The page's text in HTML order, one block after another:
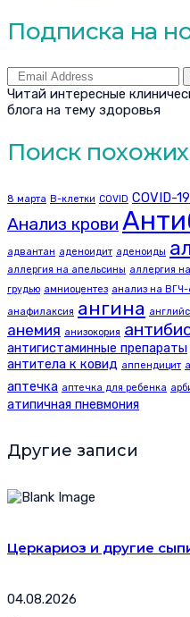
Подписка на
Читай интересные
блога на тему здоровья
Поиск похожих
8 марта B-клетки COVID COVID-19
Анализ крови
адвантан аденоидит аденоиды
аллергия на апельсины аллергия
грудью амниоцентез анализ на ВГЧ-
анафилаксия ангина
анемия анизокория
антигистаминные препараты
антитела к ковид аппендицит
аптечка аптечка для ребенка
атипичная пневмония
Другие записи
Церкариоз и другие
04.08.2026